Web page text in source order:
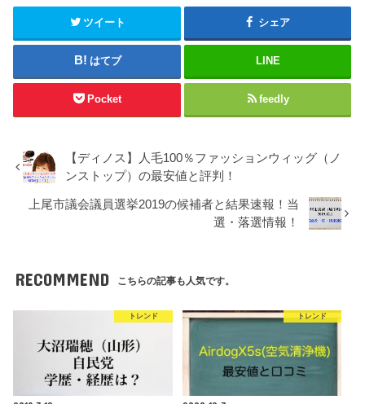
ツイート シェア
はてブ LINE
Pocket feedly
【ディノス】人毛100％ファッションウィッグ（ノ
ンストップ）の最安値と評判！
上尾市議会議員選挙2019の候補者と結果速報！当
選・落選情報！
RECOMMEND こちらの記事も人気です。
トレンド トレンド